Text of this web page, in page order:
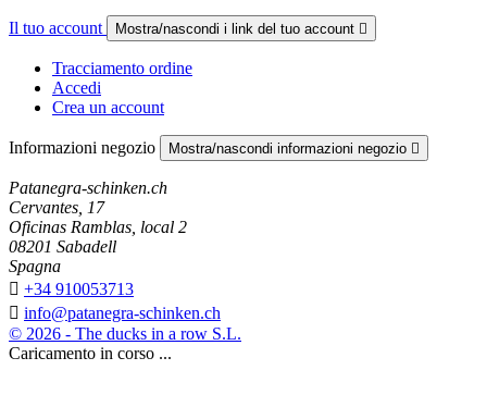
Il tuo account Mostra/nascondi i link del tuo account 
Tracciamento ordine
Accedi
Crea un account
Informazioni negozio Mostra/nascondi informazioni negozio 
Patanegra-schinken.ch
Cervantes, 17
Oficinas Ramblas, local 2
08201 Sabadell
Spagna
 +34 910053713
 info@patanegra-schinken.ch
© 2026 - The ducks in a row S.L.
Caricamento in corso ...